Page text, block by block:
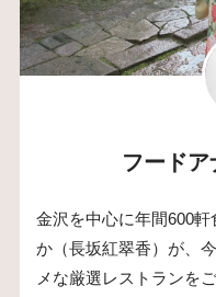
フード
金沢を中心に年間600
か（長坂紅翠香）が、
メな厳選レストランを